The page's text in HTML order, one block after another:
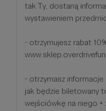
tak Ty, dostaną
wystawieniem
- otrzymujesz rabat
- otrzymasz
jak będzie biletowany
wejściówkę na niego +